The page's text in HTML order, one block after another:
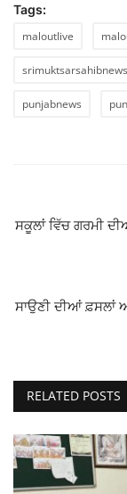
Tags:
maloutlive
srimuktsarsahibnews
punjabnews
ਸਕੂਲਾਂ ਵਿੱਚ ਗਰਮੀ
ਸਾਉਣੀ ਦੀਆਂ ਫ਼ਸਲਾਂ
RELATED POSTS